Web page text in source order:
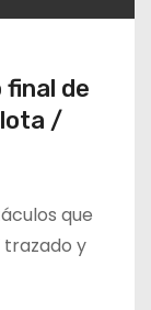
de
/
que
y